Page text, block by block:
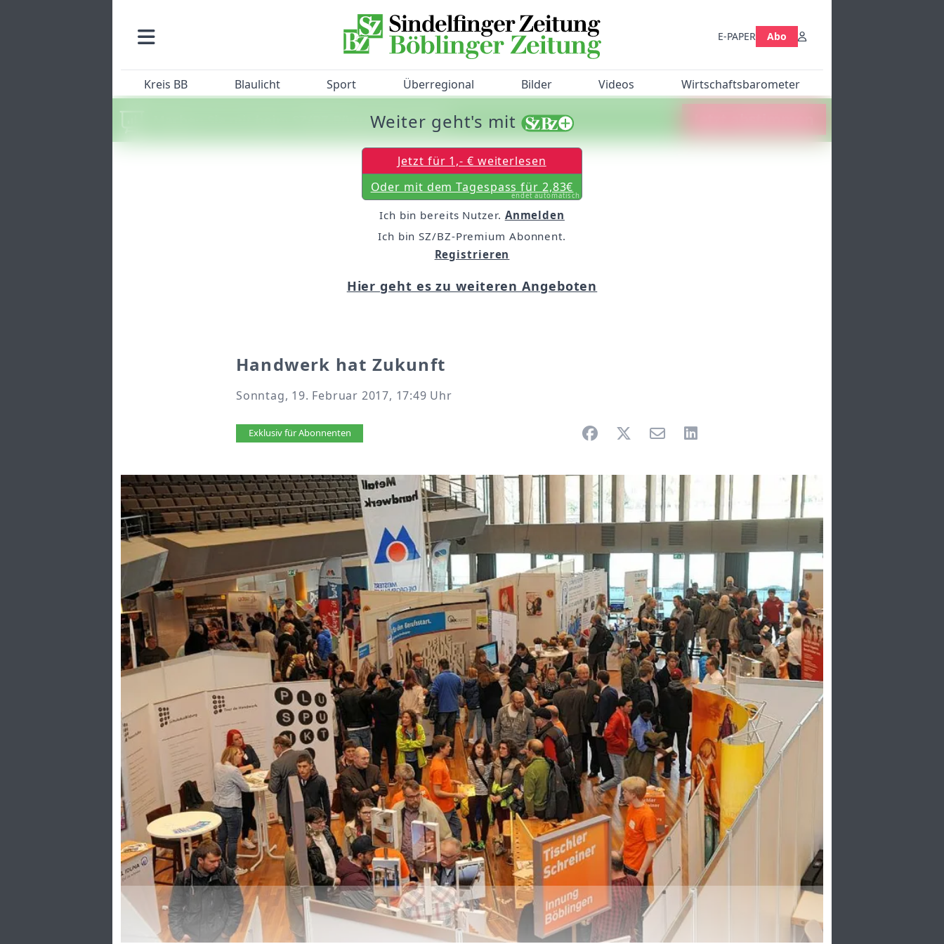
E-PAPER Abo
Kreis BB Blaulicht Sport Überregional Bilder Videos Wirtschaftsbarometer
Machen Sie mit beim SZ/BZ-Bürgerbarometer!
Handwerk hat Zukunft
Sonntag, 19. Februar 2017, 17:49 Uhr
Artikel vorlesen
Exklusiv für Abonnenten
Weiter geht's mit
Jetzt für 1,- € weiterlesen
Oder mit dem Tagespass für 2,83€
endet automatisch
Ich bin bereits Nutzer. Anmelden
Ich bin SZ/BZ-Premium Abonnent.
Registrieren
Hier geht es zu weiteren Angeboten